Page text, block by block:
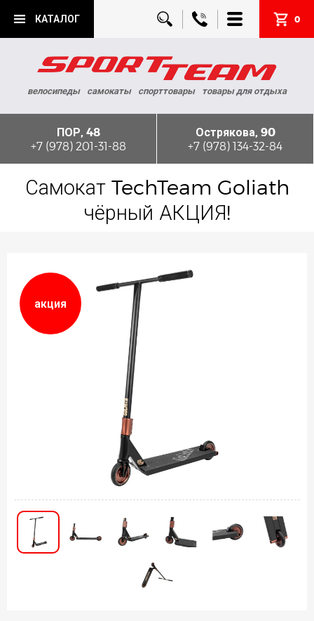
КАТАЛОГ 0
велосипеды самокаты спорттовары товары для отдыха
ПОР, 48
+7 (978) 201-31-88
Острякова, 90
+7 (978) 134-32-84
Самокат TechTeam Goliath
чёрный АКЦИЯ!
акция